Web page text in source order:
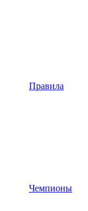
Правила
Чемпионы